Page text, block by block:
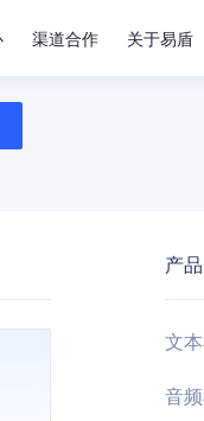
渠道合作 关于易盾
产
文
音